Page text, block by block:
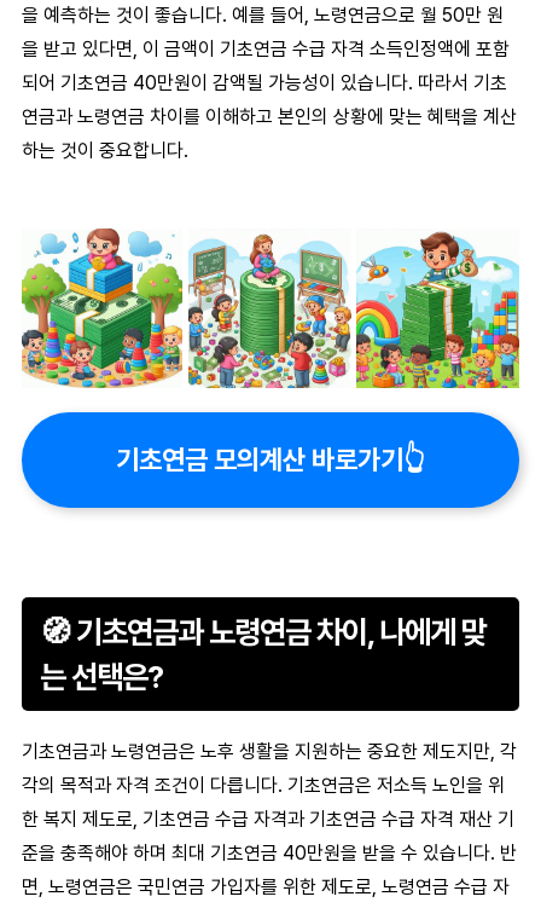
을 예측하는 것이 좋습니다. 예를 들어, 노령연금으로 월 50만 원
을 받고 있다면, 이 금액이 기초연금 수급 자격 소득인정액에 포함
되어 기초연금 40만원이 감액될 가능성이 있습니다. 따라서 기초
연금과 노령연금 차이 를 이해하고 본인의 상황에 맞는 혜택을 계산
하는 것이 중요합니다.
기초연금 모의계산 바로가기👆
🧭 기초연금과 노령연금 차이, 나에게 맞
는 선택은?
기초연금과노령연금은 노후 생활을 지원하는 중요한 제도지만, 각
각의 목적과 자격 조건이 다릅니다. 기초연금은 저소득 노인을 위
한 복지 제도로, 기초연금 수급 자격과 기초연금 수급 자격 재산 기
준을 충족해야 하며 최대 기초연금 40만원을 받을 수 있습니다. 반
면, 노령연금은 국민연금 가입자를 위한 제도로, 노령연금 수급 자